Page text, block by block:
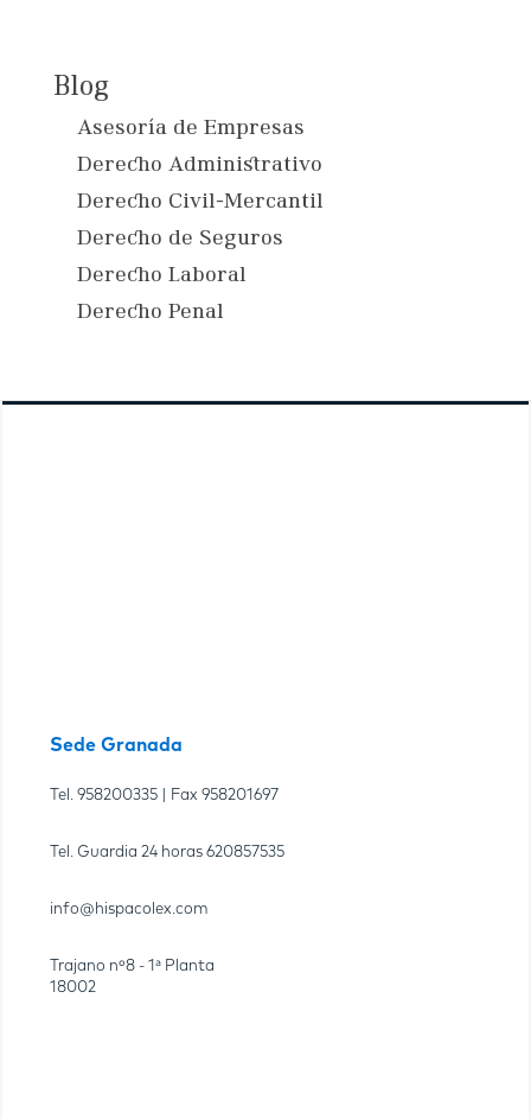
Blog
Asesoría de Empresas
Derecho Administrativo
Derecho Civil-Mercantil
Derecho de Seguros
Derecho Laboral
Derecho Penal
Sede Granada
Tel. 958200335 | Fax 958201697
Tel. Guardia 24 horas 620857535
info@hispacolex.com
Trajano nº8 - 1ª Planta
18002